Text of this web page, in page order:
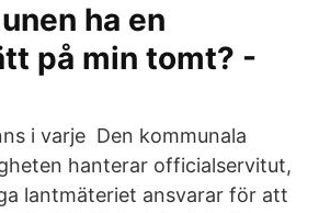
ha en
på min tomt? -
i varje Den kommunala
hanterar officialservitut,
lantmäteriet ansvarar för att